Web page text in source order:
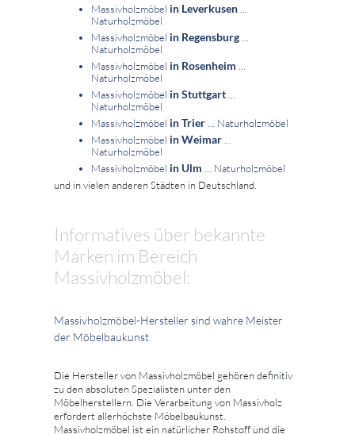
Massivholzmöbel in Leverkusen
Naturholzmöbel
Massivholzmöbel in Regensburg
Naturholzmöbel
Massivholzmöbel in Rosenheim
Naturholzmöbel
Massivholzmöbel in Stuttgart
Naturholzmöbel
Massivholzmöbel in Trier
... Naturholzmöbel
Massivholzmöbel in Weimar
Naturholzmöbel
Massivholzmöbel in Ulm
... Naturholzmöbel
und in vielen anderen Städten in Deutschland.
Informatives über bekannte
Marken im Bereich
Massivholzmöbel:
Massivholzmöbel-Hersteller sind wahre Meister
der Möbelbaukunst
Die Hersteller von Massivholzmöbel gehören definitiv
zu den absoluten Spezialisten unter den
Möbelherstellern. Die Verarbeitung von Massivholz
erfordert allerhöchste Möbelbaukunst.
Massivholzmöbel ist ein natürlicher Rohstoff und die